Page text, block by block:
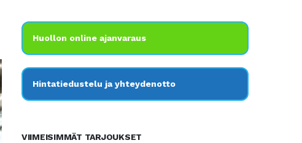
Huollon online ajanvaraus
Hintatiedustelu ja yhteydenotto
VIIMEISIMMÄT TARJOUKSET